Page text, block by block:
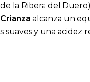
la Ribera del
alcanza un
suaves y una